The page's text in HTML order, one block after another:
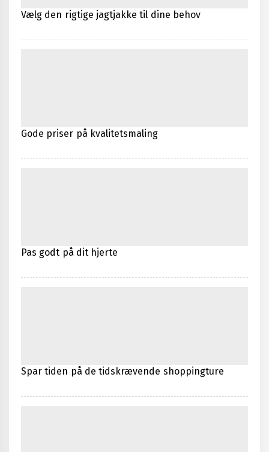
Vælg den rigtige jagtjakke til dine behov
Gode priser på kvalitetsmaling
Pas godt på dit hjerte
Spar tiden på de tidskrævende shoppingture